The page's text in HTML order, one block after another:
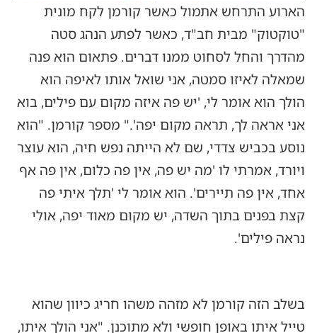
הארוע התרחש אתמול כאשר קורמן לקח מונית
"טוקטוק" מבית חב"ד, כאשר לפתע הנהג סטה
מהדרך והחל לסחוט ממנו דברים. פתאום הוא פנה
שמאלה לאיזו סמטה, אני שואל אותו לאיפה הוא
הולך הוא אומר לי, 'יש פה איזה מקום עם פילים, בוא
אני אראה לך, תראה מקום יפה'." מספר קורמן. "הוא
נוסע בכביש צדדי, שם לא הייתה נפש חיה, הוא עוצר
ויורד, אמרתי לו 'מה יש פה, אין פה כלום, אין פה אף
אחד, אין פה תיירים'. הוא אומר לי 'תלך איתי פה
קצת בפנים בתוך השדה, יש מקום מאוד יפה, אולי
נראה פילים'.
בשלב הזה קורמן לא מזהה משהו חריג כיוון שהוא
טייל איתו באופן חופשי ולא מתוכנן. "אני הולך איתו,